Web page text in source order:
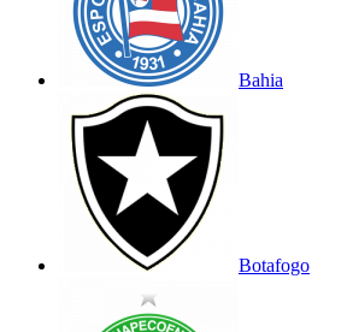
Bahia
Botafogo